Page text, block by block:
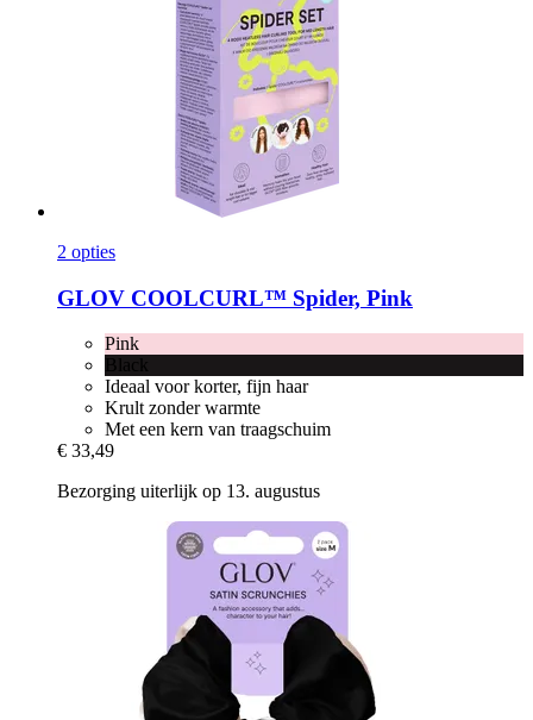
2 opties
GLOV COOLCURL™ Spider, Pink
Pink
Black
Ideaal voor korter, fijn haar
Krult zonder warmte
Met een kern van traagschuim
€ 33,49
Bezorging uiterlijk op 13. augustus